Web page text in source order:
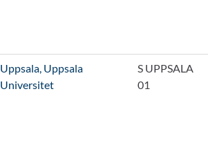
Uppsala, Uppsala
Universitet
S UPPSALA
01